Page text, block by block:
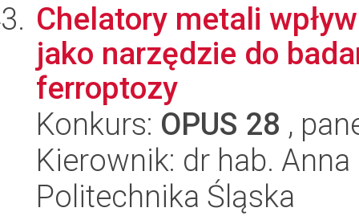
Chelatory metali
jako narzędzie do
ferroptozy
Konkurs: OPUS 28 ,
Kierownik: dr hab.
Politechnika Śląska